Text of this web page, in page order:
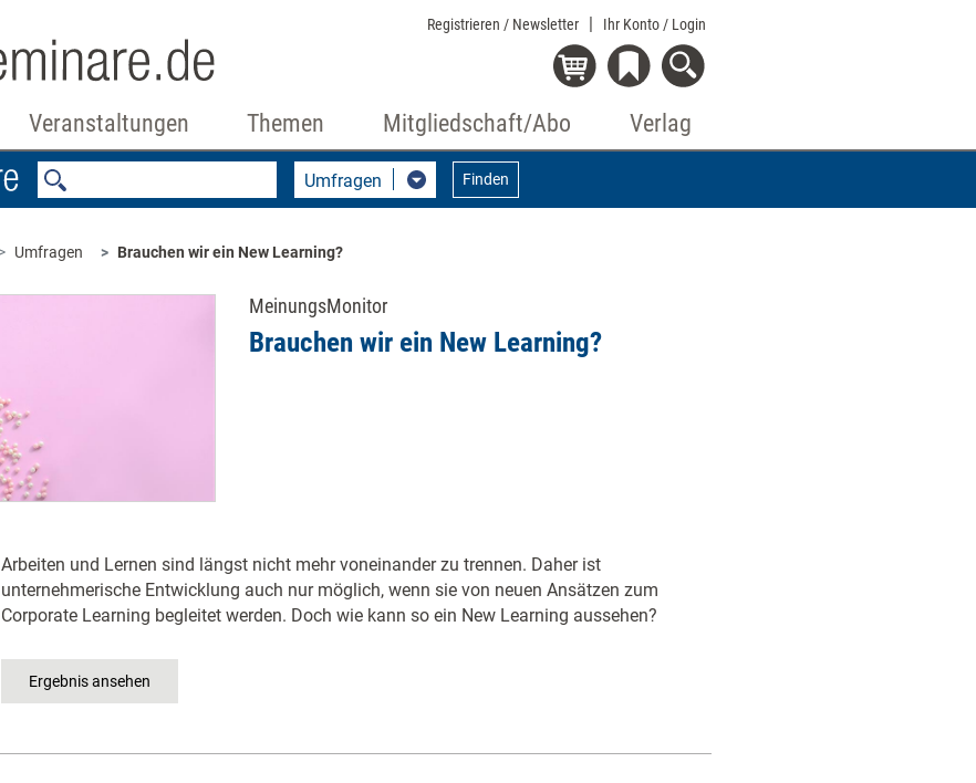
Registrieren / Newsletter Ihr Konto / Login
Veranstaltungen Themen Mitgliedschaft/Abo Verlag
Umfragen Finden
Umfragen Brauchen wir ein New Learning? ​
MeinungsMonitor
Brauchen wir ein New Learning? ​
Arbeiten und Lernen sind längst nicht mehr voneinander zu trennen. Daher ist
unternehmerische Entwicklung auch nur möglich, wenn sie von neuen Ansätzen zum
Corporate Learning begleitet werden. Doch wie kann so ein New Learning aussehen?